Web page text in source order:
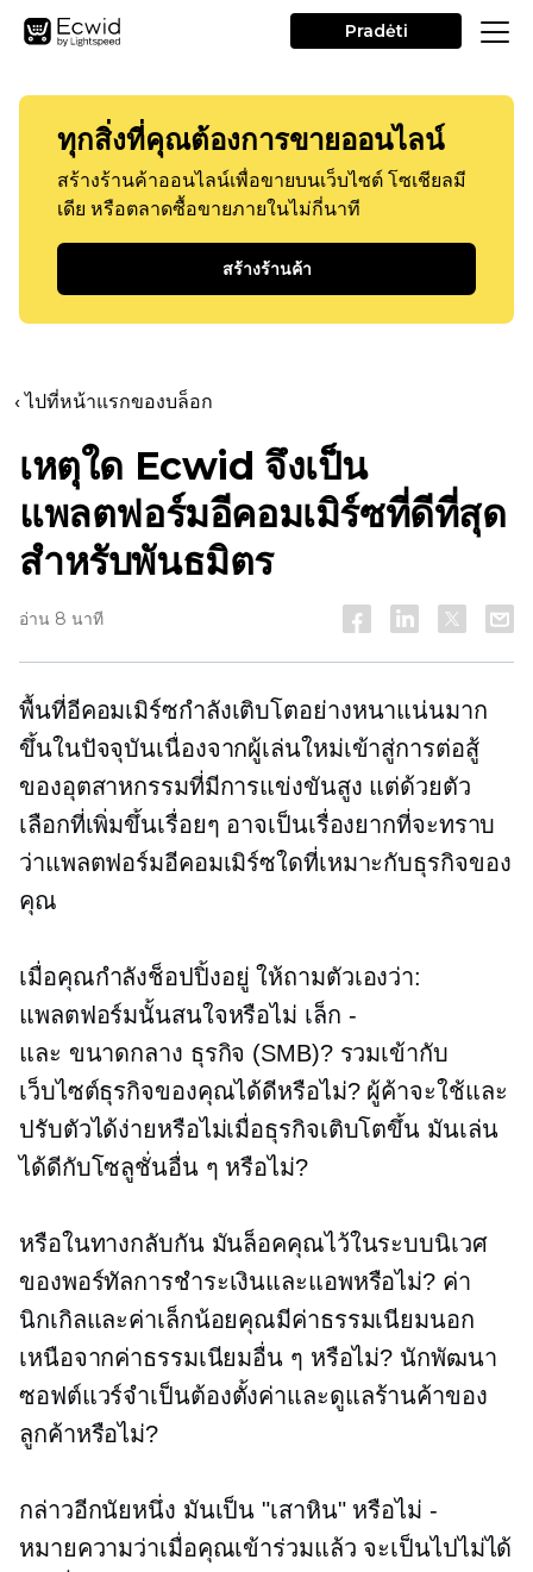
Pradėti
ทุกสิ่งที่คุณต้องการขายออนไลน์
สร้างร้านค้าออนไลน์เพื่อขายบนเว็บไซต์ โซเชียลมี
เดีย หรือตลาดซื้อขายภายในไม่กี่นาที
สร้างร้านค้า
‹ ไปที่หน้าแรกของบล็อก
เหตุใด Ecwid จึงเป็น
แพลตฟอร์มอีคอมเมิร์ซที่ดีที่สุด
สำหรับพันธมิตร
อ่าน 8 นาที
พื้นที่อีคอมเมิร์ซกำลังเติบโตอย่างหนาแน่นมาก
ขึ้นในปัจจุบันเนื่องจากผู้เล่นใหม่เข้าสู่การต่อสู้
ของอุตสาหกรรมที่มีการแข่งขันสูง แต่ด้วยตัว
เลือกที่เพิ่มขึ้นเรื่อยๆ อาจเป็นเรื่องยากที่จะทราบ
ว่าแพลตฟอร์มอีคอมเมิร์ซใดที่เหมาะกับธุรกิจของ
คุณ
เมื่อคุณกำลังช็อปปิ้งอยู่ ให้ถามตัวเองว่า:
แพลตฟอร์มนั้นสนใจหรือไม่ เล็ก -
และ ขนาดกลาง ธุรกิจ (SMB)? รวมเข้ากับ
เว็บไซต์ธุรกิจของคุณได้ดีหรือไม่? ผู้ค้าจะใช้และ
ปรับตัวได้ง่ายหรือไม่เมื่อธุรกิจเติบโตขึ้น มันเล่น
ได้ดีกับโซลูชั่นอื่น ๆ หรือไม่?
หรือในทางกลับกัน มันล็อคคุณไว้ในระบบนิเวศ
ของพอร์ทัลการชำระเงินและแอพหรือไม่? ค่า
นิกเกิลและค่าเล็กน้อยคุณมีค่าธรรมเนียมนอก
เหนือจากค่าธรรมเนียมอื่น ๆ หรือไม่? นักพัฒนา
ซอฟต์แวร์จำเป็นต้องตั้งค่าและดูแลร้านค้าของ
ลูกค้าหรือไม่?
กล่าวอีกนัยหนึ่ง มันเป็น "เสาหิน" หรือไม่ -
หมายความว่าเมื่อคุณเข้าร่วมแล้ว จะเป็นไปไม่ได้